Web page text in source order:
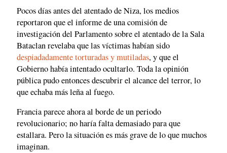
Pocos días antes del atentado de Niza, los medios
reportaron que el informe de una comisión de
investigación del Parlamento sobre el atentado de la Sala
Bataclan revelaba que las víctimas habían sido
despiadadamente torturadas y mutiladas, y que el
Gobierno había intentado ocultarlo. Toda la opinión
pública pudo entonces descubrir el alcance del terror, lo
que echaba más leña al fuego.
Francia parece ahora al borde de un periodo
revolucionario; no haría falta demasiado para que
estallara. Pero la situación es más grave de lo que muchos
imaginan.